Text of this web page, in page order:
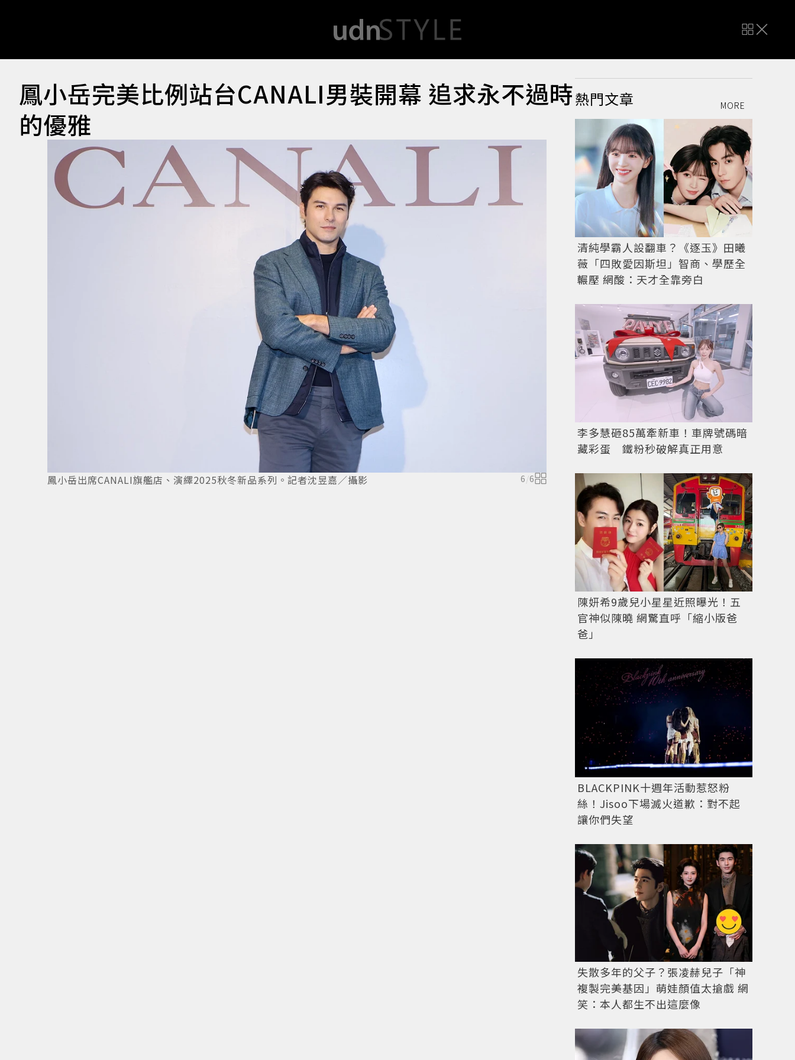
鳳小岳完美比例站台CANALI男裝開幕 追求永不過時
的優雅
鳳小岳出席CANALI旗艦店、演繹2025秋冬新品系列。記者沈昱嘉／攝影 6 /6
鳳小岳出席CANALI旗艦店、演繹2025秋冬新品系列。
熱門文章 MORE
清純學霸人設翻車？《逐玉》田曦
薇「四敗愛因斯坦」智商、學歷全
輾壓 網酸：天才全靠旁白
李多慧砸85萬牽新車！車牌號碼暗
藏彩蛋 鐵粉秒破解真正用意
陳妍希9歲兒小星星近照曝光！五
官神似陳曉 網驚直呼「縮小版爸
爸」
BLACKPINK十週年活動惹怒粉
絲！Jisoo下場滅火道歉：對不起
讓你們失望
失散多年的父子？張凌赫兒子「神
複製完美基因」萌娃顏值太搶戲 網
笑：本人都生不出這麼像